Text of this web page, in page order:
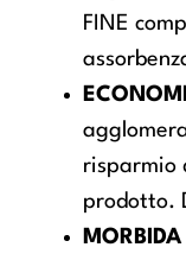
FINE
risparmio
prodotto.
MORBIDA